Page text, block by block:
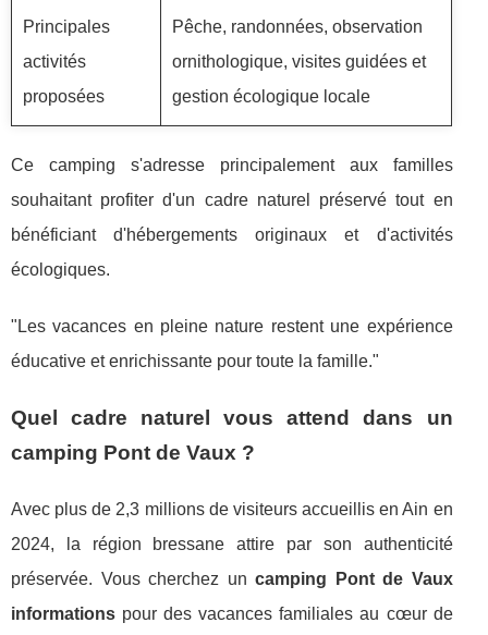
Principales
activités
proposées
Pêche, randonnées, observation
ornithologique, visites guidées et
gestion écologique locale
Ce camping s'adresse principalement aux familles
souhaitant profiter d'un cadre naturel préservé tout en
bénéficiant d'hébergements originaux et d'activités
écologiques.
"Les vacances en pleine nature restent une expérience
éducative et enrichissante pour toute la famille."
Quel cadre naturel vous attend dans un
camping Pont de Vaux ?
Avec plus de 2,3 millions de visiteurs accueillis en Ain en
2024, la région bressane attire par son authenticité
préservée. Vous cherchez uncamping Pont de Vaux
informations pour des vacances familiales au cœur de